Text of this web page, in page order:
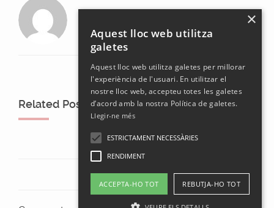
laura
Related Posts
×
Aquest lloc web utilitza
galetes
Aquest lloc web utilitza galetes per millorar
l'experiència de l'usuari. En utilitzar el
nostre lloc web, accepteu totes les galetes
d’acord amb la nostra Política de galetes.
Llegir-ne més
ESTRICTAMENT NECESSÀRIES
RENDIMENT
ACCEPTA-HO TOT REBUTJA-HO TOT